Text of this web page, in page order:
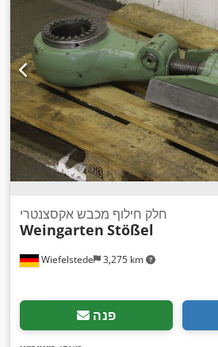
Wiefelstede 3,275 km
חלק חילוף מכבש אקסצנטרי
Weingarten Stößel
פנה